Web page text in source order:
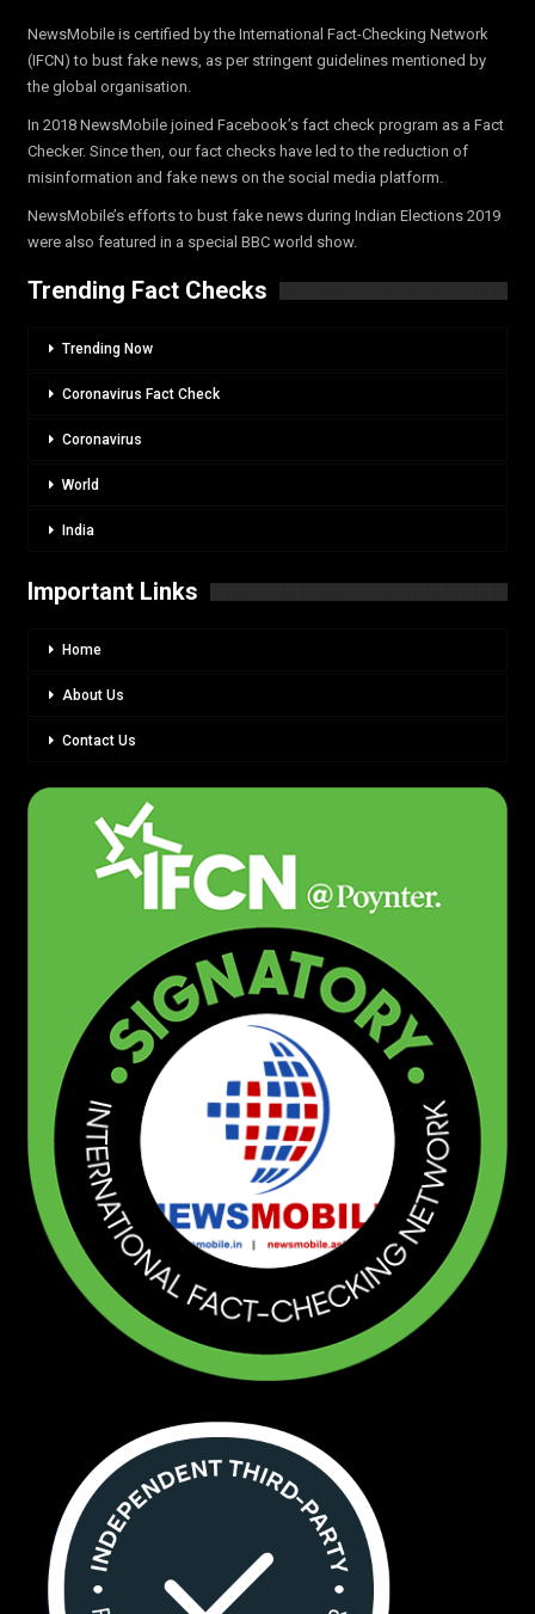
NewsMobile is certified by the International Fact-Checking Network
(IFCN) to bust fake news, as per stringent guidelines mentioned by
the global organisation.
In 2018 NewsMobile joined Facebook’s fact check program as a Fact
Checker. Since then, our fact checks have led to the reduction of
misinformation and fake news on the social media platform.
NewsMobile’s efforts to bust fake news during Indian Elections 2019
were also featured in a special BBC world show.
Trending Fact Checks
Trending Now
Coronavirus Fact Check
Coronavirus
World
India
Important Links
Home
About Us
Contact Us